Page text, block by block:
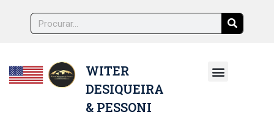
WITER
DESIQUEIRA
& PESSONI